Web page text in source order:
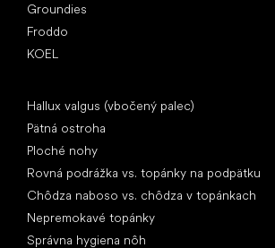
Groundies
Froddo
KOEL
Hallux valgus (vbočený palec)
Pätná ostroha
Ploché nohy
Rovná podrážka vs. topánky na podpätku
Chôdza naboso vs. chôdza v topánkach
Nepremokavé topánky
Správna hygiena nôh